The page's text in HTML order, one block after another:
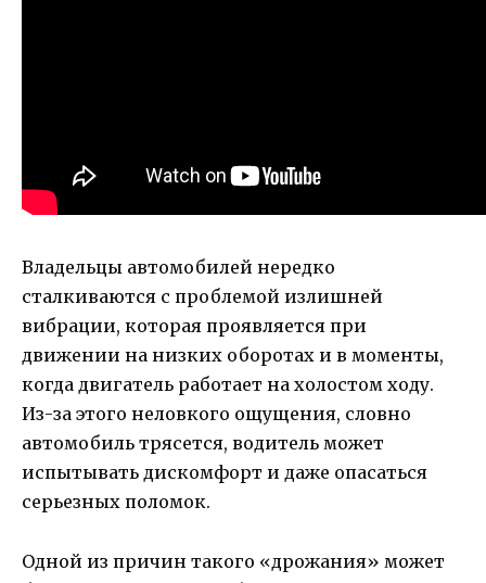
Владельцы автомобилей нередко
сталкиваются с проблемой излишней
вибрации, которая проявляется при
движении на низких оборотах и в моменты,
когда двигатель работает на холостом ходу.
Из-за этого неловкого ощущения, словно
автомобиль трясется, водитель может
испытывать дискомфорт и даже опасаться
серьезных поломок.
Одной из причин такого «дрожания» может